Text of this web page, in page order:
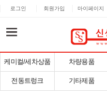
로그인 회원가입 마이페이지
케미컬/세차상품 차량용품
전동트렁크 기타제품